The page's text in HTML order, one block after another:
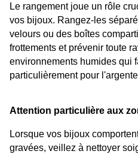
Le rangement joue un rôle
vos bijoux. Rangez-les
velours ou des boîtes
frottements et prévenir toute
environnements humides qui
particulièrement pour
Attention particulière aux
Lorsque vos bijoux
gravées, veillez à nettoyer